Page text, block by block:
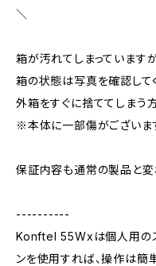
＼
箱が汚れてしまっています
箱の状態は写真を確認して
外箱をすぐに捨ててしまう
※本体に一部傷がございま
保証内容も通常の製品と変
----------
Konftel 55Wxは個人用のス
ンを使用すれば、操作は